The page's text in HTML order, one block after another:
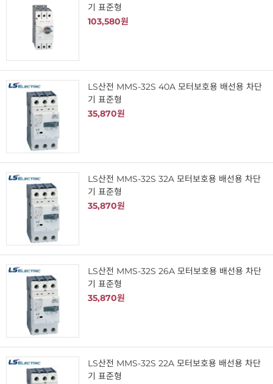
기 표준형
103,580원
LS산전 MMS-32S 40A 모터보호용 배선용 차단
기 표준형
35,870원
LS산전 MMS-32S 32A 모터보호용 배선용 차단
기 표준형
35,870원
LS산전 MMS-32S 26A 모터보호용 배선용 차단
기 표준형
35,870원
LS산전 MMS-32S 22A 모터보호용 배선용 차단
기 표준형